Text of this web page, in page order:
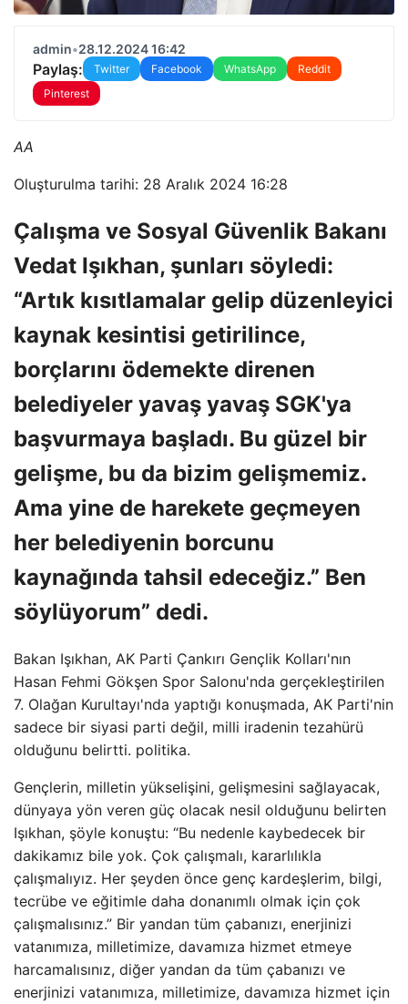
admin•28.12.2024 16:42
Paylaş: Twitter Facebook WhatsApp
Reddit
Pinterest
AA
Oluşturulma tarihi: 28 Aralık 2024 16:28
Çalışma ve Sosyal Güvenlik Bakanı
Vedat Işıkhan, şunları söyledi:
“Artık kısıtlamalar gelip düzenleyici
kaynak kesintisi getirilince,
borçlarını ödemekte direnen
belediyeler yavaş yavaş SGK'ya
başvurmaya başladı. Bu güzel bir
gelişme, bu da bizim gelişmemiz.
Ama yine de harekete geçmeyen
her belediyenin borcunu
kaynağında tahsil edeceğiz.” Ben
söylüyorum” dedi.
Bakan Işıkhan, AK Parti Çankırı Gençlik Kolları'nın
Hasan Fehmi Gökşen Spor Salonu'nda gerçekleştirilen
7. Olağan Kurultayı'nda yaptığı konuşmada, AK Parti'nin
sadece bir siyasi parti değil, milli iradenin tezahürü
olduğunu belirtti. politika.
Gençlerin, milletin yükselişini, gelişmesini sağlayacak,
dünyaya yön veren güç olacak nesil olduğunu belirten
Işıkhan, şöyle konuştu: “Bu nedenle kaybedecek bir
dakikamız bile yok. Çok çalışmalı, kararlılıkla
çalışmalıyız. Her şeyden önce genç kardeşlerim, bilgi,
tecrübe ve eğitimle daha donanımlı olmak için çok
çalışmalısınız.” Bir yandan tüm çabanızı, enerjinizi
vatanımıza, milletimize, davamıza hizmet etmeye
harcamalısınız, diğer yandan da tüm çabanızı ve
enerjinizi vatanımıza, milletimize, davamıza hizmet için